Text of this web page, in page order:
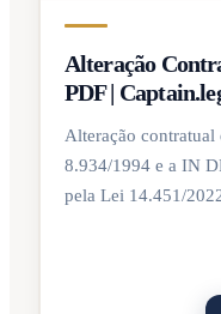
Alteração
PDF |
Alteração
8.934/1994 e a IN
pela Lei 14.451/